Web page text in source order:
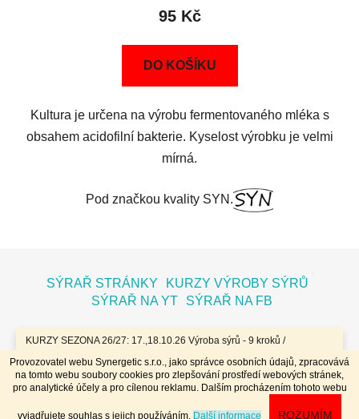
Provozovatel webu Synergetic s.r.o., jako správce osobních údajů, zpracovává
na tomto webu soubory cookies pro zlepšování prostředí webových stránek,
pro analytické účely a pro cílenou reklamu. Dalším procházením tohoto webu
vyjadřujete souhlas s jejich používáním. Další informace ROZUMÍM
KURZY SEZONA 26/27: 17.,18.10.26 Výroba sýrů - 9 kroků /
7.11.26 Bochníky - tvrdé zrající sýry / 8.11.26 Jogurty, Zákysy, Kefír
a Tvaroh + Hnětené a Tažené sýry/ 23.,24.1.27 Sýry doma /
20.,21.3.27 Výroba sýrů - 9 kroků / 10.4.27 Plísňáky - zrající sýry s
plísní / 11.4.27 Bochníky - tvrdé zrající sýry / 29.4..-2.5.27 Sýry 4
dny - komplet // Přihlášky na www.dobrykurz.cz //
95 Kč
DO KOŠÍKU
Kultura je určena na výrobu fermentovaného mléka s
obsahem acidofilní bakterie. Kyselost výrobku je velmi
mírná.
Pod značkou kvality SYN.
SÝRAŘ STRÁNKY
KURZY VÝROBY SÝRŮ
SÝRAŘ NA YT
SÝRAŘ NA FB
Vytvořil Shoptet